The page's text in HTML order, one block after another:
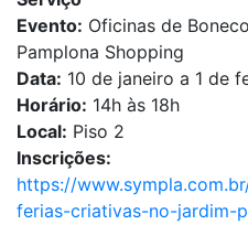
Evento: Oficinas de
Pamplona Shopping
Data: 10 de janeiro a 1 de
Horário: 14h às 18h
Local: Piso 2
Inscrições:
https://
ferias-criativas-no-jardim-